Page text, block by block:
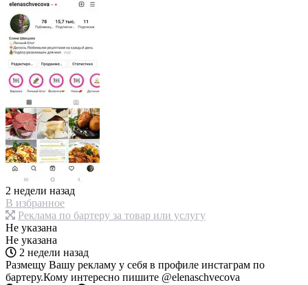
2 недели назад
В избранное
Реклама по бартеру за товар или услугу
Не указана
Не указана
2 недели назад
Размещу Вашу рекламу у себя в профиле инстаграм по
бартеру.Кому интересно пишите @elenaschvecova